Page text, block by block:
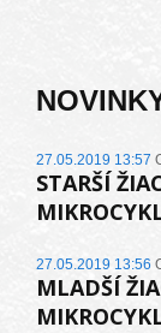
27.05.2019 13:57
STARŠÍ
27.05.2019 13:56
MLADŠÍ